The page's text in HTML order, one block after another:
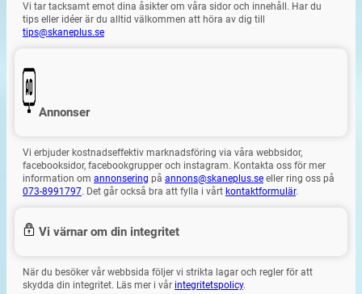
Vi tar tacksamt emot dina åsikter om våra sidor och innehåll. Har du
tips eller idéer är du alltid välkommen att höra av dig till
tips@skaneplus.se
Annonser
Vi erbjuder kostnadseffektiv marknadsföring via våra webbsidor,
facebooksidor, facebookgrupper och instagram. Kontakta oss för mer
information om annonsering på annons@skaneplus.se eller ring oss på
073-8991797. Det går också bra att fylla i vårt kontaktformulär.
Vi värnar om din integritet
När du besöker vår webbsida följer vi strikta lagar och regler för att
skydda din integritet. Läs mer i vår integritetspolicy.